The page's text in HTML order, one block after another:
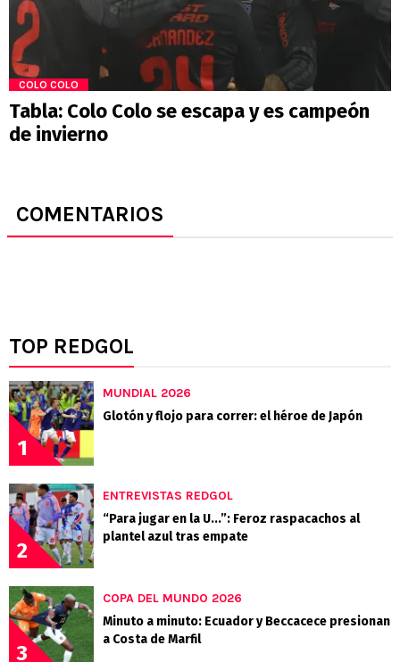
COLO COLO
Tabla: Colo Colo se escapa y es campeón
de invierno
COMENTARIOS
TOP REDGOL
1
MUNDIAL 2026
Glotón y flojo para correr: el héroe de Japón
2
ENTREVISTAS REDGOL
“Para jugar en la U...”: Feroz raspacachos al
plantel azul tras empate
3
COPA DEL MUNDO 2026
Minuto a minuto: Ecuador y Beccacece presionan
a Costa de Marfil